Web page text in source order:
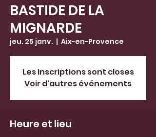
BASTIDE DE LA
MIGNARDE
jeu. 25 janv.
  |
Aix-en-Provence
Les inscriptions sont closes
Voir d'autres événements
Heure et lieu